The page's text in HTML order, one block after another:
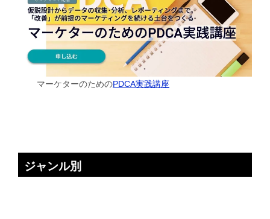
マーケターのためのPDCA実践講座
ジャンル別